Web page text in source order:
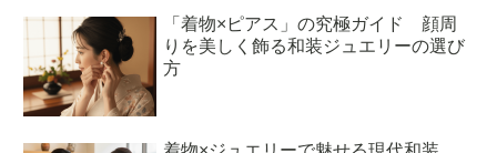
「着物×ピアス」の究極ガイド 顔周
りを美しく飾る和装ジュエリーの選び
方